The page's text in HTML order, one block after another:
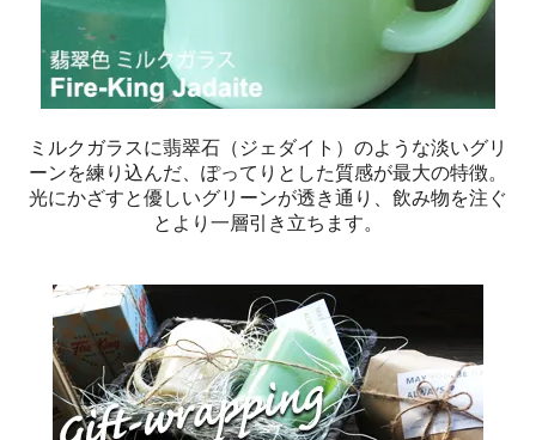
ミルクガラスに翡翠石（ジェダイト）のような淡いグリ
ーンを練り込んだ、ぽってりとした質感が最大の特徴。
光にかざすと優しいグリーンが透き通り、飲み物を注ぐ
とより一層引き立ちます。